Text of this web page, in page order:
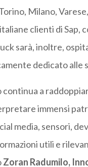
Milano,
clienti di Sap,
sarà, inoltre,
dedicato alle
a
immensi
media, sensori,
utili e
Zoran Radumilo,